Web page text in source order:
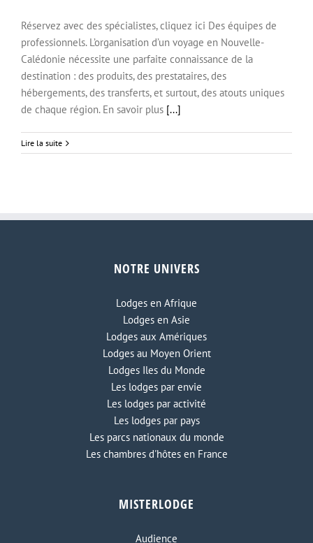
EXPERTS NOUVELLE CALEDONIE
Réservez avec des spécialistes, cliquez ici Des équipes de
professionnels. L’organisation d’un voyage en Nouvelle-
Calédonie nécessite une parfaite connaissance de la
destination : des produits, des prestataires, des
hébergements, des transferts, et surtout, des atouts uniques
de chaque région. En savoir plus [...]
Lire la suite
NOTRE UNIVERS
Lodges en Afrique
Lodges en Asie
Lodges aux Amériques
Lodges au Moyen Orient
Lodges Iles du Monde
Les lodges par envie
Les lodges par activité
Les lodges par pays
Les parcs nationaux du monde
Les chambres d'hôtes en France
MISTERLODGE
Audience